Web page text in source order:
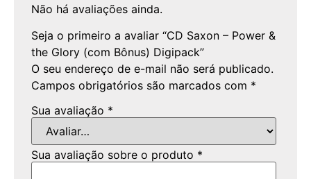
Não há avaliações ainda.
Seja o primeiro a avaliar “CD Saxon – Power &
the Glory (com Bônus) Digipack”
O seu endereço de e-mail não será publicado.
Campos obrigatórios são marcados com *
Sua avaliação *
Sua avaliação sobre o produto *